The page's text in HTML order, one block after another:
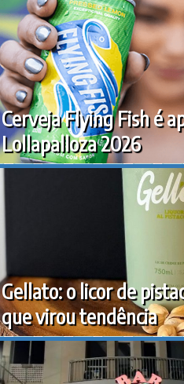
Cerveja Flying Fish é
Lollapalloza 2026
Gellato: o licor de
que virou tendência